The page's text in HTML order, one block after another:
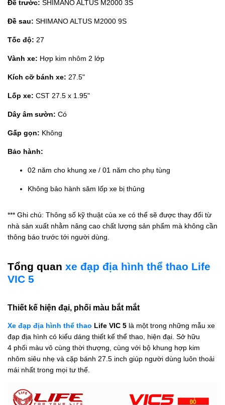
Đề trước: SHIMANO ALTUS M2000 3S
Đề sau: SHIMANO ALTUS M2000 9S
Tốc độ: 27
Vành xe: Hợp kim nhôm 2 lớp
Kích cỡ bánh xe: 27.5"
Lốp xe: CST 27.5 x 1.95"
Dây âm sườn: Có
Gấp gọn: Không
Bảo hành:
02 năm cho khung xe / 01 năm cho phụ tùng
Không bảo hành săm lốp xe bị thủng
*** Ghi chú: Thông số kỹ thuật của xe có thể sẽ được thay đổi từ
nhà sản xuất nhằm nâng cao chất lượng sản phẩm mà không cần
thông báo trước tới người dùng.
Tổng quan xe đạp địa hình thể thao Life
VIC 5
Thiết kế hiện đại, phối màu bắt mắt
Xe đạp địa hình thể thao Life VIC 5 là một trong những mẫu xe
đạp địa hình có kiểu dáng thiết kế thể thao, hiện đại. Sở hữu
4 phối màu vô cùng thời thượng, cùng với bộ khung hợp kim
nhôm siêu nhẹ và cặp bánh 27.5 inch giúp người dùng luôn thoải
mái nhất trong mọi tư thế.